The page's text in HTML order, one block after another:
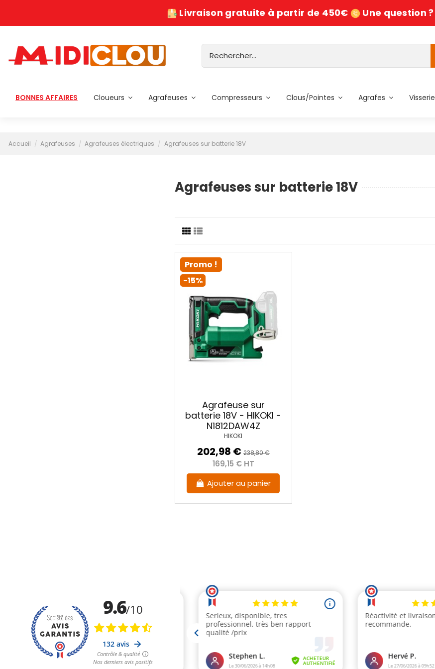
Livraison gratuite à partir de 450€ Une question ?
BONNES AFFAIRES Cloueurs Agrafeuses Compresseurs Clous/Pointes Agrafes Visserie
Accueil Agrafeuses Agrafeuses électriques Agrafeuses sur batterie 18V
Agrafeuses sur batterie 18V
Promo !
-15%
Agrafeuse sur
batterie 18V - HIKOKI -
N1812DAW4Z
HIKOKI
202,98 €238,80 €
169,15 € HT
Ajouter au panier